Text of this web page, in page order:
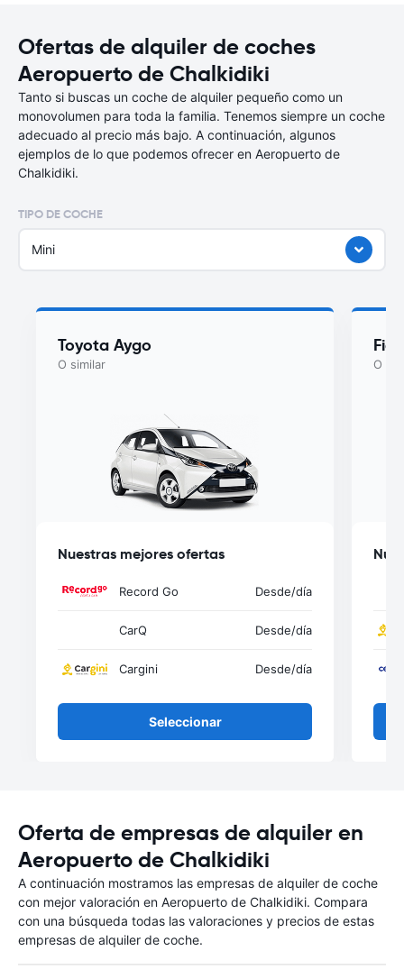
Ofertas de alquiler de coches
Aeropuerto de Chalkidiki
Tanto si buscas un coche de alquiler pequeño como un
monovolumen para toda la familia. Tenemos siempre un coche
adecuado al precio más bajo. A continuación, algunos
ejemplos de lo que podemos ofrecer en Aeropuerto de
Chalkidiki.
TIPO DE COCHE
Mini
Toyota Aygo
O similar
Nuestras mejores ofertas
Record Go Desde/día
CarQ Desde/día
Cargini Desde/día
Seleccionar
O
Oferta de empresas de alquiler en
Aeropuerto de Chalkidiki
A continuación mostramos las empresas de alquiler de coche
con mejor valoración en Aeropuerto de Chalkidiki. Compara
con una búsqueda todas las valoraciones y precios de estas
empresas de alquiler de coche.